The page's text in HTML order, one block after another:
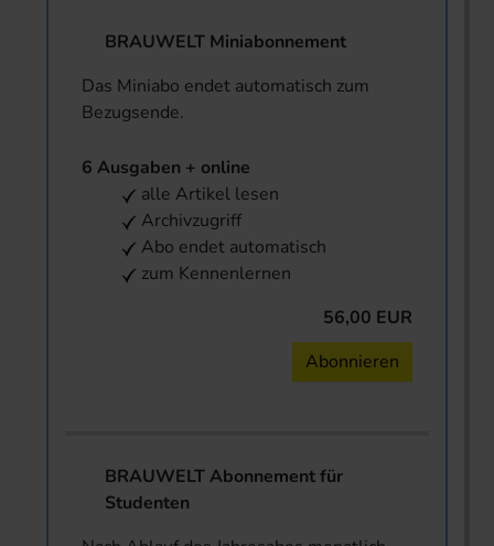
BRAUWELT Miniabonnement
Das Miniabo endet automatisch zum
Bezugsende.
6 Ausgaben + online
alle Artikel lesen
Archivzugriff
Abo endet automatisch
zum Kennenlernen
56,00 EUR
Abonnieren
BRAUWELT Abonnement für
Studenten